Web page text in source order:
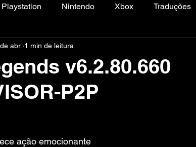
Playstation Nintendo Xbox Traduções
Filmes e Series
v6.2.80.660
P2P
abr. 1 min de leitura
ação emocionante